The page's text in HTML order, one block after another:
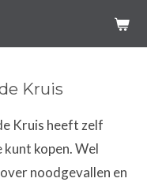
Kruis
Kruis heeft zelf
kopen. Wel
noodgevallen en